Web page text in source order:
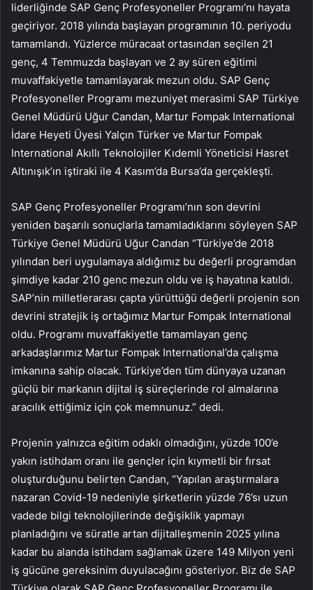
liderliğinde SAP Genç Profesyoneller Programı’nı hayata
geçiriyor. 2018 yılında başlayan programının 10. periyodu
tamamlandı. Yüzlerce müracaat ortasından seçilen 21
genç, 4 Temmuzda başlayan ve 2 ay süren eğitimi
muvaffakiyetle tamamlayarak mezun oldu. SAP Genç
Profesyoneller Programı mezuniyet merasimi SAP Türkiye
Genel Müdürü Uğur Candan, Martur Fompak International
İdare Heyeti Üyesi Yalçın Türker ve Martur Fompak
International Akıllı Teknolojiler Kıdemli Yöneticisi Hasret
Altınışık’ın iştiraki ile 4 Kasım’da Bursa’da gerçekleşti.
SAP Genç Profesyoneller Programı’nın son devrini
yeniden başarılı sonuçlarla tamamladıklarını söyleyen SAP
Türkiye Genel Müdürü Uğur Candan “Türkiye’de 2018
yılından beri uygulamaya aldığımız bu değerli programdan
şimdiye kadar 210 genc mezun oldu ve iş hayatına katıldı.
SAP’nin milletlerarası çapta yürüttüğü değerli projenin son
devrini stratejik iş ortağımız Martur Fompak International
oldu. Programı muvaffakiyetle tamamlayan genç
arkadaşlarımız Martur Fompak International’da çalışma
imkanına sahip olacak. Türkiye’den tüm dünyaya uzanan
güçlü bir markanın dijital iş süreçlerinde rol almalarına
aracılık ettiğimiz için çok memnunuz.” dedi.
Projenin yalnızca eğitim odaklı olmadığını, yüzde 100’e
yakın istihdam oranı ile gençler için kıymetli bir fırsat
oluşturduğunu belirten Candan, “Yapılan araştırmalara
nazaran Covid-19 nedeniyle şirketlerin yüzde 76’sı uzun
vadede bilgi teknolojilerinde değişiklik yapmayı
planladığını ve süratle artan dijitalleşmenin 2025 yılına
kadar bu alanda istihdam sağlamak üzere 149 Milyon yeni
iş gücüne gereksinim duyulacağını gösteriyor. Biz de SAP